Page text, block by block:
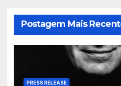
Postagem Mais
PRESS RELEASE